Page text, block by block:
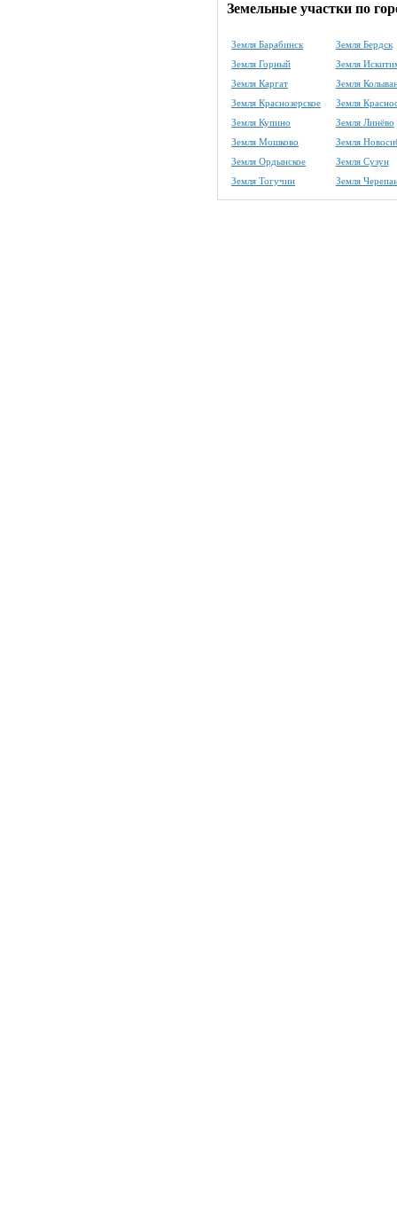
Земельные участки по
Земля Барабинск
Земля Бердск
Земля Горный
Земля
Земля Каргат
Земля
Земля Краснозерское
Земля
Земля Купино
Земля Линёво
Земля Мошково
Земля
Земля Ордынское
Земля Сузун
Земля Тогучин
Земля